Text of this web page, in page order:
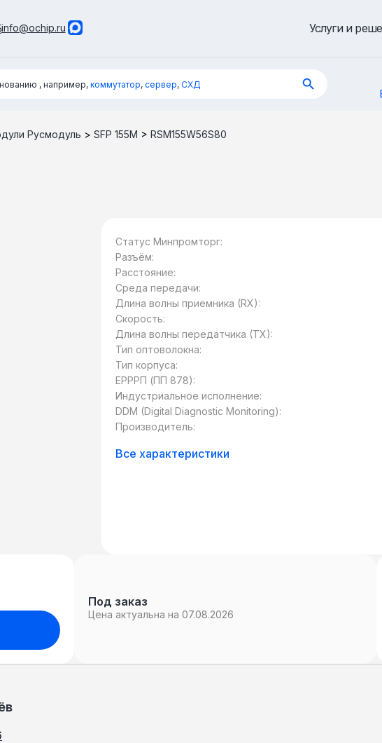
Услуги и
info@ochip.ru
, например, коммутатор, сервер, СХД
Русмодуль > SFP 155M > RSM155W56S80
Статус Минпромторг:
Разъём:
Расстояние:
Среда передачи:
Длина волны приемника (RX):
Скорость:
Длина волны передатчика (TX):
Тип оптоволокна:
Тип корпуса:
ЕРРРП (ПП 878):
Индустриальное исполнение:
DDM (Digital Diagnostic Monitoring):
Производитель:
Все характеристики
Под заказ
Цена актуальна на 07.08.2026